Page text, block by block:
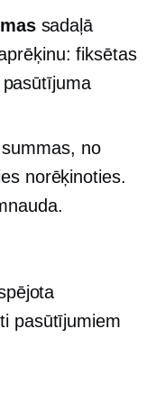
sadaļā
fiksētas
no
norēķinoties.
pasūtījumiem